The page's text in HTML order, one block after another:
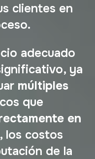
clientes en
adecuado
ya
múltiples
que
en
, los costos
de la